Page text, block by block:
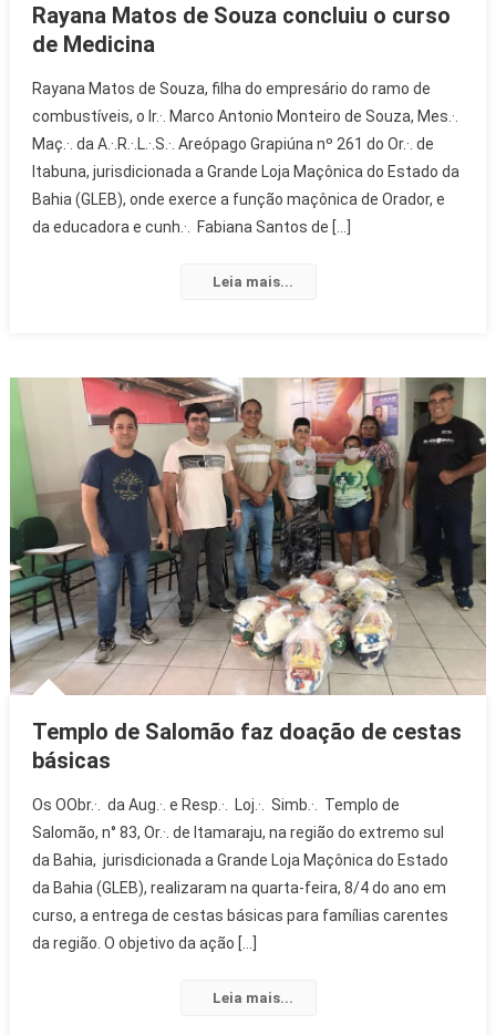
Rayana Matos de Souza concluiu o curso
de Medicina
Rayana Matos de Souza, filha do empresário do ramo de
combustíveis, o Ir.·. Marco Antonio Monteiro de Souza, Mes.·.
Maç.·. da A.·.R.·.L.·.S.·. Areópago Grapiúna nº 261 do Or.·. de
Itabuna, jurisdicionada a Grande Loja Maçônica do Estado da
Bahia (GLEB), onde exerce a função maçônica de Orador, e
da educadora e cunh.·. Fabiana Santos de […]
Leia mais...
Templo de Salomão faz doação de cestas
básicas
Os OObr.·. da Aug.·. e Resp.·. Loj.·. Simb.·. Templo de
Salomão, n° 83, Or.·. de Itamaraju, na região do extremo sul
da Bahia, jurisdicionada a Grande Loja Maçônica do Estado
da Bahia (GLEB), realizaram na quarta-feira, 8/4 do ano em
curso, a entrega de cestas básicas para famílias carentes
da região. O objetivo da ação […]
Leia mais...